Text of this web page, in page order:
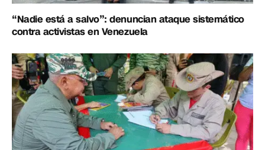
“Nadie está a salvo”: denuncian ataque sistemático
contra activistas en Venezuela